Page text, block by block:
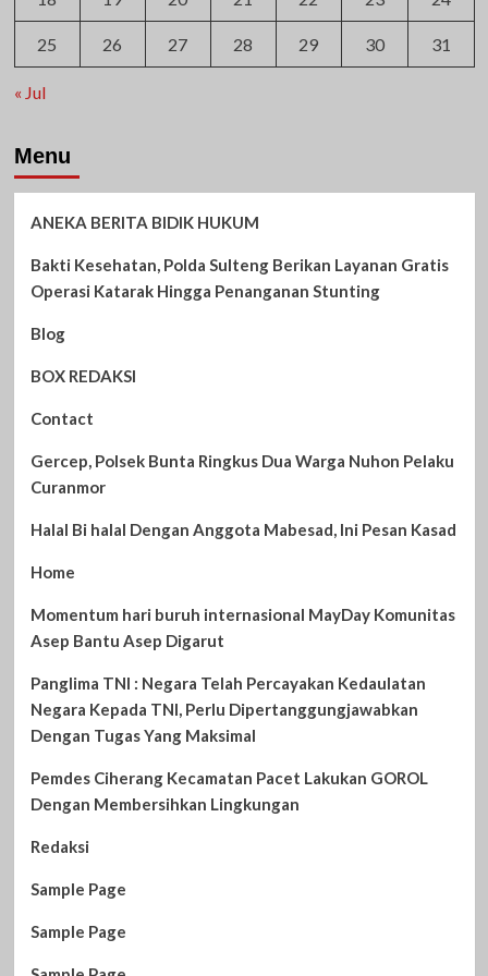
25 26 27 28 29 30 31
« Jul
Menu
ANEKA BERITA BIDIK HUKUM
Bakti Kesehatan, Polda Sulteng Berikan Layanan Gratis
Operasi Katarak Hingga Penanganan Stunting
Blog
BOX REDAKSI
Contact
Gercep, Polsek Bunta Ringkus Dua Warga Nuhon Pelaku
Curanmor
Halal Bi halal Dengan Anggota Mabesad, Ini Pesan Kasad
Home
Momentum hari buruh internasional MayDay Komunitas
Asep Bantu Asep Digarut
Panglima TNI : Negara Telah Percayakan Kedaulatan
Negara Kepada TNI, Perlu Dipertanggungjawabkan
Dengan Tugas Yang Maksimal
Pemdes Ciherang Kecamatan Pacet Lakukan GOROL
Dengan Membersihkan Lingkungan
Redaksi
Sample Page
Sample Page